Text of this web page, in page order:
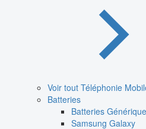
Voir tout Téléphonie
Batteries
Batteries
Samsung Galaxy